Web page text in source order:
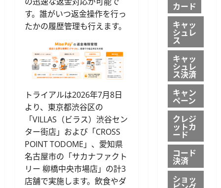
す。誰がいつ返金操作を行っ
たかの履歴管理も行えます。
トライアルは2026年7月8日
より、東京都渋谷区の
「VILLAS（ビラス）渋谷セン
ター街店」および「CROSS
POINT TODOME」、愛知県
名古屋市の「サカナファクト
リー 柳橋中央市場店」の計3
店舗で実施します。飲食やダ
カード
キャッ
シュレ
ス
キャッ
シュレ
ス決済
キャン
ペーン
クレジ
ットカ
ード
コード
決済
ショッ